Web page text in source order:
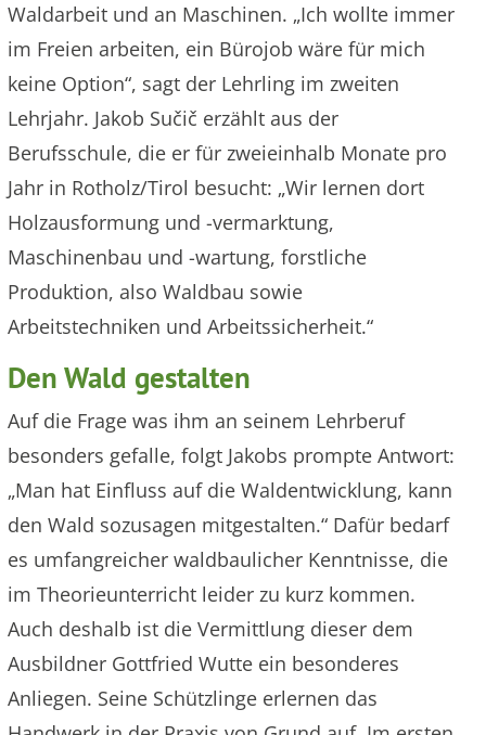
Waldarbeit und an Maschinen. „Ich wollte immer
im Freien arbeiten, ein Bürojob wäre für mich
keine Option“, sagt der Lehrling im zweiten
Lehrjahr. Jakob Sučič erzählt aus der
Berufsschule, die er für zweieinhalb Monate pro
Jahr in Rotholz/Tirol besucht: „Wir lernen dort
Holzausformung und -vermarktung,
Maschinenbau und -wartung, forstliche
Produktion, also Waldbau sowie
Arbeitstechniken und Arbeitssicherheit.“
Den Wald gestalten
Auf die Frage was ihm an seinem Lehrberuf
besonders gefalle, folgt Jakobs prompte Antwort:
„Man hat Einfluss auf die Waldentwicklung, kann
den Wald sozusagen mitgestalten.“ Dafür bedarf
es umfangreicher waldbaulicher Kenntnisse, die
im Theorieunterricht leider zu kurz kommen.
Auch deshalb ist die Vermittlung dieser dem
Ausbildner Gottfried Wutte ein besonderes
Anliegen. Seine Schützlinge erlernen das